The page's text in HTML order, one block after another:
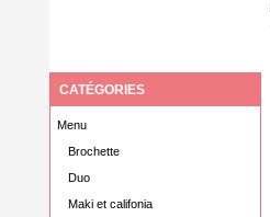
CATÉGORIES
Menu
Brochette
Duo
Maki et califonia